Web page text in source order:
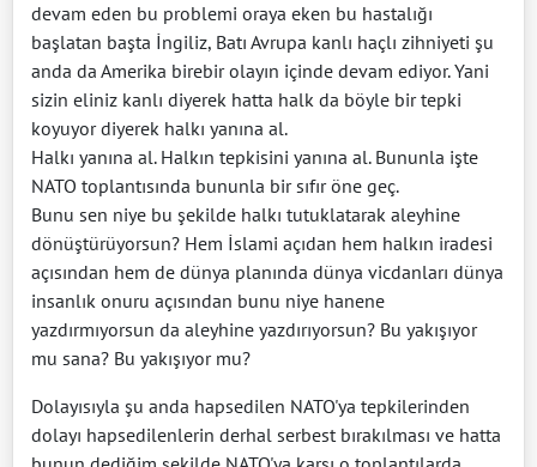
devam eden bu problemi oraya eken bu hastalığı
başlatan başta İngiliz, Batı Avrupa kanlı haçlı zihniyeti şu
anda da Amerika birebir olayın içinde devam ediyor. Yani
sizin eliniz kanlı diyerek hatta halk da böyle bir tepki
koyuyor diyerek halkı yanına al.
Halkı yanına al. Halkın tepkisini yanına al. Bununla işte
NATO toplantısında bununla bir sıfır öne geç.
Bunu sen niye bu şekilde halkı tutuklatarak aleyhine
dönüştürüyorsun? Hem İslami açıdan hem halkın iradesi
açısından hem de dünya planında dünya vicdanları dünya
insanlık onuru açısından bunu niye hanene
yazdırmıyorsun da aleyhine yazdırıyorsun? Bu yakışıyor
mu sana? Bu yakışıyor mu?
Dolayısıyla şu anda hapsedilen NATO'ya tepkilerinden
dolayı hapsedilenlerin derhal serbest bırakılması ve hatta